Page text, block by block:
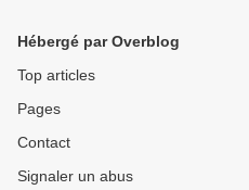
DU 3 SEPTEMBRE 09
Hébergé par Overblog
Top articles
Pages
Contact
Signaler un abus